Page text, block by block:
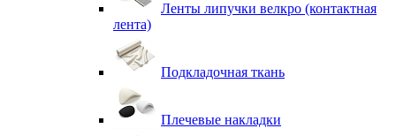
Ленты липучки велкро (контактная
лента)
Подкладочная ткань
Плечевые накладки